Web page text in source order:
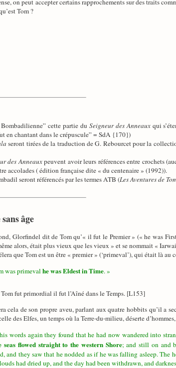
on peut accepter certains rapprochements sur des traits
Tom ?
cette partie du Seigneur des Anneauxqui
en chantant dans le crépuscule” = SdA {170})
seront tirées de la traduction de G. Rebourcet pour la
des Anneauxpeuvent avoir leurs références entre crochets
accolades ( édition française dite « du centenaire » (1992)).
seront référencés par les termes ATB (Les Aventures de
âge
Glorfindel dit de Tom qu’« il fut le Premier » (« he was
alors, était plus vieux que les vieux » et se nommait «
que Tom est un être « premier » (‘primeval’), qui était là au
was primevalhe was Eldest in Time. »
Tom fut primordial il fut l’Aîné dans le Temps. [L153]
cela de son propre aveu, parlant aux quatre hobbits qu’il a
des Elfes, un temps où la Terre-du-milieu, déserte
words again they found that he had now wandered into
seas flowed straight to the western Shore; and still on and
and they saw that he nodded as if he was falling asleep.
had dried up, and the day had been withdrawn, and